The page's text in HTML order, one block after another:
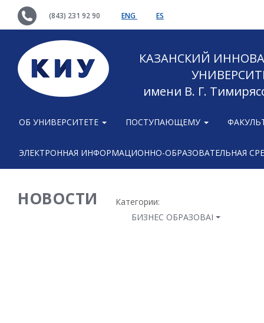
(843) 231 92 90 ENG ES
КАЗАНСКИЙ
имени В. Г.
ОБ УНИВЕРСИТЕТЕ ПОСТУПАЮЩЕМУ
ЭЛЕКТРОННАЯ ИНФОРМАЦИОННО-ОБРАЗОВАТЕЛЬНАЯ
НОВОСТИ
Категории:
БИЗНЕС ОБРАЗОВАНИЕ